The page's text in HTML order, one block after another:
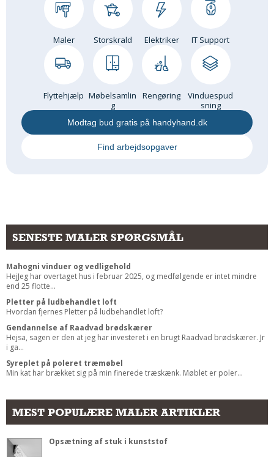
Maler Storskrald Elektriker IT Support
Flyttehjælp Møbelsamlin
g
Rengøring
Vinduespud
sning
Modtag bud gratis på handyhand.dk
Find arbejdsopgaver
SENESTE MALER SPØRGSMÅL
Mahogni vinduer og vedligehold
HejJeg har overtaget hus i februar 2025, og medfølgende er intet mindre
end 25 flotte...
Pletter på ludbehandlet loft
Hvordan fjernes Pletter på ludbehandlet loft?
Gendannelse af Raadvad brødskærer
Hejsa, sagen er den at jeg har investeret i en brugt Raadvad brødskærer. Jr
i ga...
Syreplet på poleret træmøbel
Min kat har brækket sig på min finerede træskænk. Møblet er poler...
MEST POPULÆRE MALER ARTIKLER
Opsætning af stuk i kunststof